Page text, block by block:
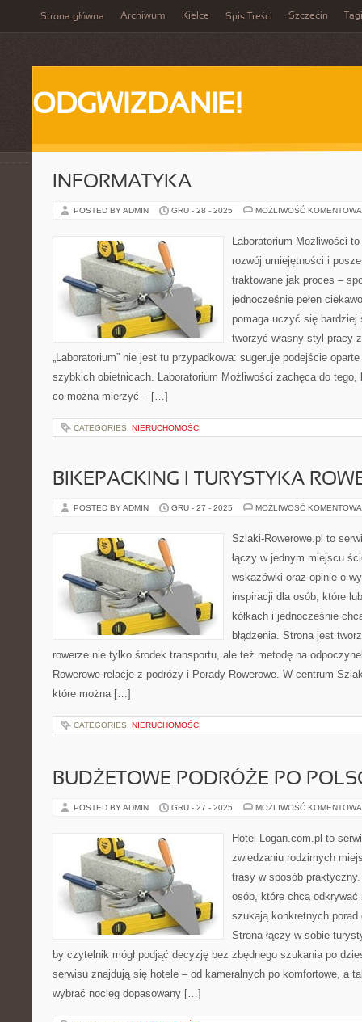
Strona główna Archiwum Kielce Spis Treści Szczecin Tagi
ODGWIZDANIE!
INFORMATYKA
POSTED BY ADMIN GRU - 28 - 2025 MOŻLIWOŚĆ
Laboratorium Możliwości
rozwój umiejętności i
traktowane jak proces –
jednocześnie pełen
pomaga uczyć się bardziej
tworzyć własny styl pracy
„Laboratorium” nie jest tu przypadkowa: sugeruje podejście
szybkich obietnicach. Laboratorium Możliwości zachęca do
co można mierzyć – […]
CATEGORIES: NIERUCHOMOŚCI
BIKEPACKING I TURYSTYKA
POSTED BY ADMIN GRU - 27 - 2025 MOŻLIWOŚĆ
Szlaki-Rowerowe.pl to
łączy w jednym miejscu
wskazówki oraz opinie o
inspiracji dla osób, które
kółkach i jednocześnie
błądzenia. Strona jest
rowerze nie tylko środek transportu, ale też metodę na
Rowerowe relacje z podróży i Porady Rowerowe. W centrum
które można […]
CATEGORIES: NIERUCHOMOŚCI
BUDŻETOWE PODRÓŻE PO
POSTED BY ADMIN GRU - 27 - 2025 MOŻLIWOŚĆ
Hotel-Logan.com.pl to
zwiedzaniu rodzimych
trasy w sposób
osób, które chcą odkrywać
szukają konkretnych
Strona łączy w sobie
by czytelnik mógł podjąć decyzję bez zbędnego szukania po
serwisu znajdują się hotele – od kameralnych po komfortowe, a
wybrać nocleg dopasowany […]